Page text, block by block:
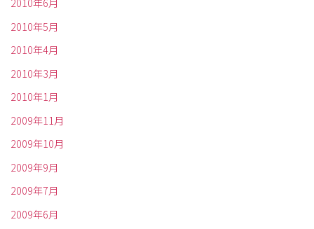
2010年5月
2010年4月
2010年3月
2010年1月
2009年11月
2009年10月
2009年9月
2009年7月
2009年6月